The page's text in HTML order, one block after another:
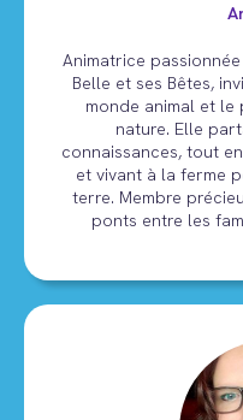
Animatrice
Belle et ses Bêtes,
monde animal et
nature. Elle
connaissances, tout
et vivant à la ferme
terre. Membre
ponts entre les